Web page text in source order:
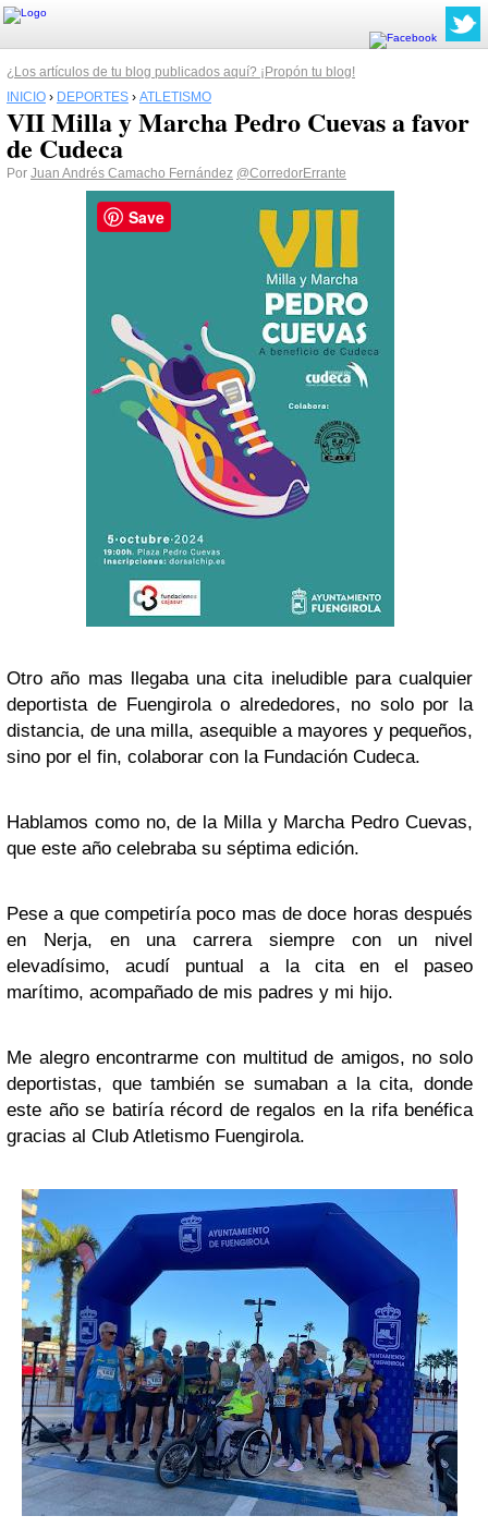
¿Los artículos de tu blog publicados aquí? ¡Propón tu blog!
INICIO › DEPORTES › ATLETISMO
VII Milla y Marcha Pedro Cuevas a favor
de Cudeca
Por Juan Andrés Camacho Fernández @CorredorErrante
Otro año mas llegaba una cita ineludible para cualquier
deportista de Fuengirola o alrededores, no solo por la
distancia, de una milla, asequible a mayores y pequeños,
sino por el fin, colaborar con la Fundación Cudeca.
Hablamos como no, de la Milla y Marcha Pedro Cuevas,
que este año celebraba su séptima edición.
Pese a que competiría poco mas de doce horas después
en Nerja, en una carrera siempre con un nivel
elevadísimo, acudí puntual a la cita en el paseo
marítimo, acompañado de mis padres y mi hijo.
Me alegro encontrarme con multitud de amigos, no solo
deportistas, que también se sumaban a la cita, donde
este año se batiría récord de regalos en la rifa benéfica
gracias al Club Atletismo Fuengirola.
Save